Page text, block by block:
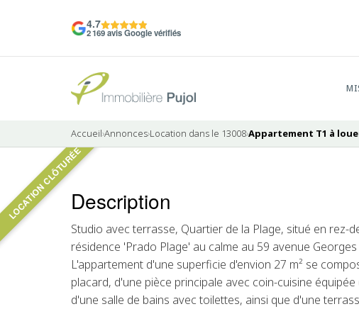
4.7
2 169 avis Google vérifiés
Accueil›Annonces›Location dans le 13008›Appartement T1 à
LOCATION CLÔTURÉE LOUÉ
Description
Studio avec terrasse, Quartier de la Plage, situé en rez-
résidence 'Prado Plage' au calme au 59 avenue
L'appartement d'une superficie d'envion 27 m² se
placard, d'une pièce principale avec coin-cuisine
d'une salle de bains avec toilettes, ainsi que d'une